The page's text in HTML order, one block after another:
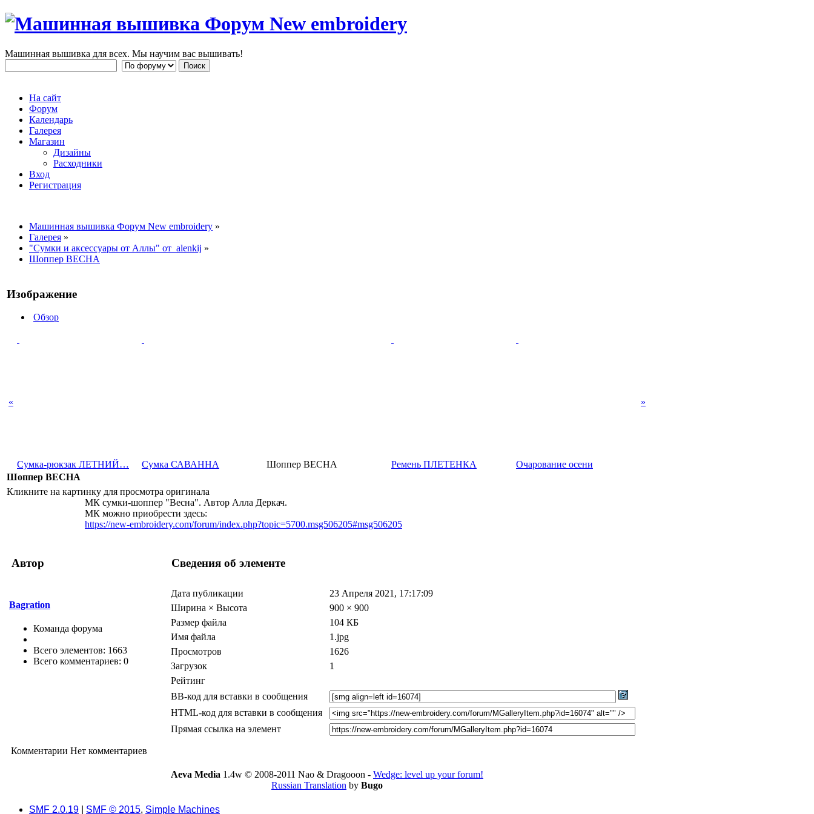
Машинная вышивка для всех. Мы научим вас вышивать!
На сайт
Форум
Календарь
Галерея
Магазин
Дизайны
Расходники
Вход
Регистрация
Машинная вышивка Форум New embroidery »
Галерея »
"Сумки и аксессуары от Аллы" от alenkij »
Шоппер ВЕСНА
Изображение
Обзор
« »
Сумка-рюкзак ЛЕТНИЙ… Сумка САВАННА Шоппер ВЕСНА Ремень ПЛЕТЕНКА
Очарование осени
Шоппер ВЕСНА
Кликните на картинку для просмотра оригинала
МК сумки-шоппер "Весна". Автор Алла Деркач.
МК можно приобрести здесь:
https://new-embroidery.com/forum/index.php?topic=5700.msg506205#msg506205
Автор Сведения об элементе
Bagration
Команда форума
Всего элементов: 1663
Всего комментариев: 0
Дата публикации
23 Апреля 2021, 17:17:09
Ширина × Высота
900 × 900
Размер файла
104 КБ
Имя файла
1.jpg
Просмотров
1626
Загрузок
1
Рейтинг
BB-код для вставки в сообщения
HTML-код для вставки в сообщения
Прямая ссылка на элемент
Комментарии Нет комментариев
Aeva Media 1.4w © 2008-2011 Nao & Dragooon - Wedge: level up your forum!
Russian Translation by Bugo
SMF 2.0.19 SMF © 2015, Simple Machines